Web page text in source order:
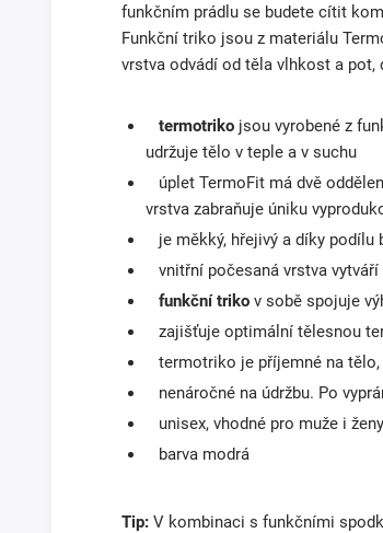
funkčním prádlu se budete cítit
Funkční triko jsou z materiálu
vrstva odvádí od těla vlhkost a pot,
termotriko jsou vyrobené z
udržuje tělo v teple a v suchu
úplet TermoFit má dvě
vrstva zabraňuje úniku
je měkký, hřejivý a díky podílu
vnitřní počesaná vrstva
funkční triko v sobě spojuje
zajišťuje optimální tělesnou
termotriko je příjemné na tělo,
nenáročné na údržbu. Po
unisex, vhodné pro muže i ženy
barva modrá
Tip: V kombinaci s funkčními